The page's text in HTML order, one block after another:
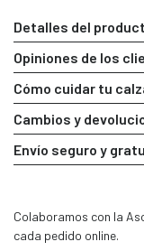
Detalles del
Opiniones de los
Cómo cuidar tu
Cambios y
Envío seguro y
Colaboramos con la
cada pedido online.